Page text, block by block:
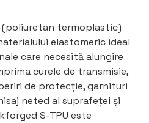
(poliuretan termoplastic)
elastomeric ideal
care necesită alungire
curele de transmisie,
de protecție, garnituri
neted al suprafeței și
S-TPU este